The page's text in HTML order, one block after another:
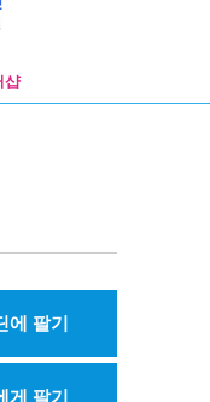
샵
에 팔기
게 팔기